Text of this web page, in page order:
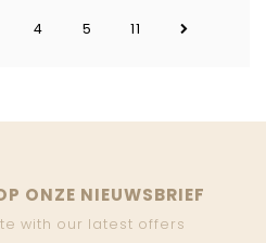
4 5 11
ONZE NIEUWSBRIEF
with our latest offers